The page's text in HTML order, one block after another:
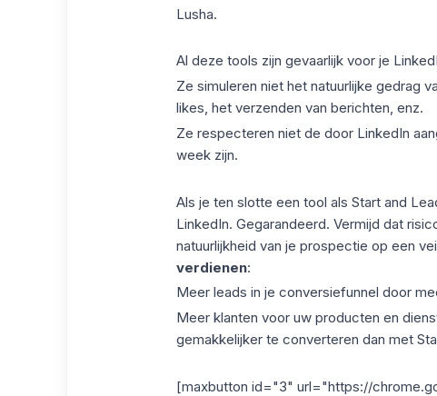
Lusha.
Al deze tools zijn gevaarlijk voor je
Ze simuleren niet het natuurlijke gedrag
likes, het verzenden van berichten, enz.
Ze respecteren niet de door LinkedIn
week zijn.
Als je ten slotte een tool als Start and
LinkedIn. Gegarandeerd. Vermijd dat
natuurlijkheid van je prospectie op een
verdienen:
Meer leads in je conversiefunnel door
Meer klanten voor uw producten en
gemakkelijker te converteren dan met
[maxbutton id="3" url="https://